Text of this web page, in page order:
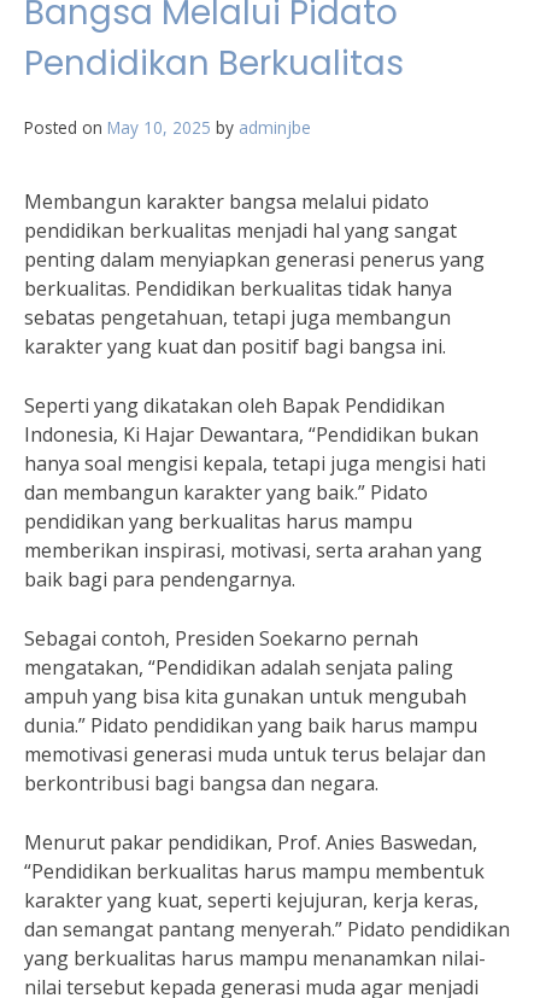
Bangsa Melalui Pidato
Pendidikan Berkualitas
Posted on May 10, 2025 by adminjbe
Membangun karakter bangsa melalui pidato
pendidikan berkualitas menjadi hal yang sangat
penting dalam menyiapkan generasi penerus yang
berkualitas. Pendidikan berkualitas tidak hanya
sebatas pengetahuan, tetapi juga membangun
karakter yang kuat dan positif bagi bangsa ini.
Seperti yang dikatakan oleh Bapak Pendidikan
Indonesia, Ki Hajar Dewantara, “Pendidikan bukan
hanya soal mengisi kepala, tetapi juga mengisi hati
dan membangun karakter yang baik.” Pidato
pendidikan yang berkualitas harus mampu
memberikan inspirasi, motivasi, serta arahan yang
baik bagi para pendengarnya.
Sebagai contoh, Presiden Soekarno pernah
mengatakan, “Pendidikan adalah senjata paling
ampuh yang bisa kita gunakan untuk mengubah
dunia.” Pidato pendidikan yang baik harus mampu
memotivasi generasi muda untuk terus belajar dan
berkontribusi bagi bangsa dan negara.
Menurut pakar pendidikan, Prof. Anies Baswedan,
“Pendidikan berkualitas harus mampu membentuk
karakter yang kuat, seperti kejujuran, kerja keras,
dan semangat pantang menyerah.” Pidato pendidikan
yang berkualitas harus mampu menanamkan nilai-
nilai tersebut kepada generasi muda agar menjadi